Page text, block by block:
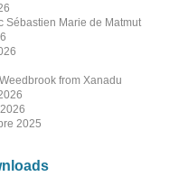
Sébastien Marie de Matmut
from Xanadu
2025